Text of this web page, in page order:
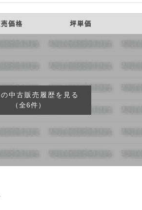
売価格 坪単価
中古販売履歴を見る
（全6件）